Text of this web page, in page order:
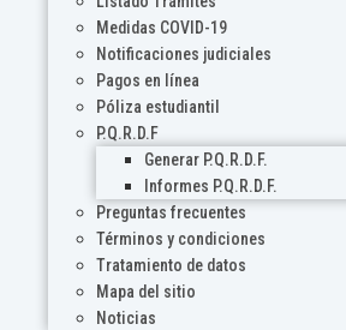
Medidas COVID-19
Notificaciones judiciales
Pagos en línea
Póliza estudiantil
P.Q.R.D.F
Generar P.Q.R.D.F.
Informes P.Q.R.D.F.
Preguntas frecuentes
Términos y condiciones
Tratamiento de datos
Mapa del sitio
Noticias